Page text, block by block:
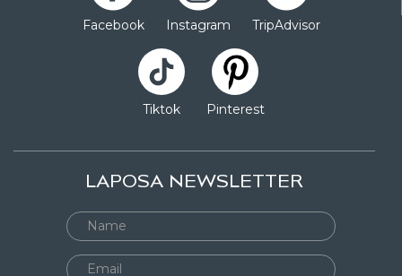
Facebook Instagram TripAdvisor
Tiktok Pinterest
LAPOSA NEWSLETTER